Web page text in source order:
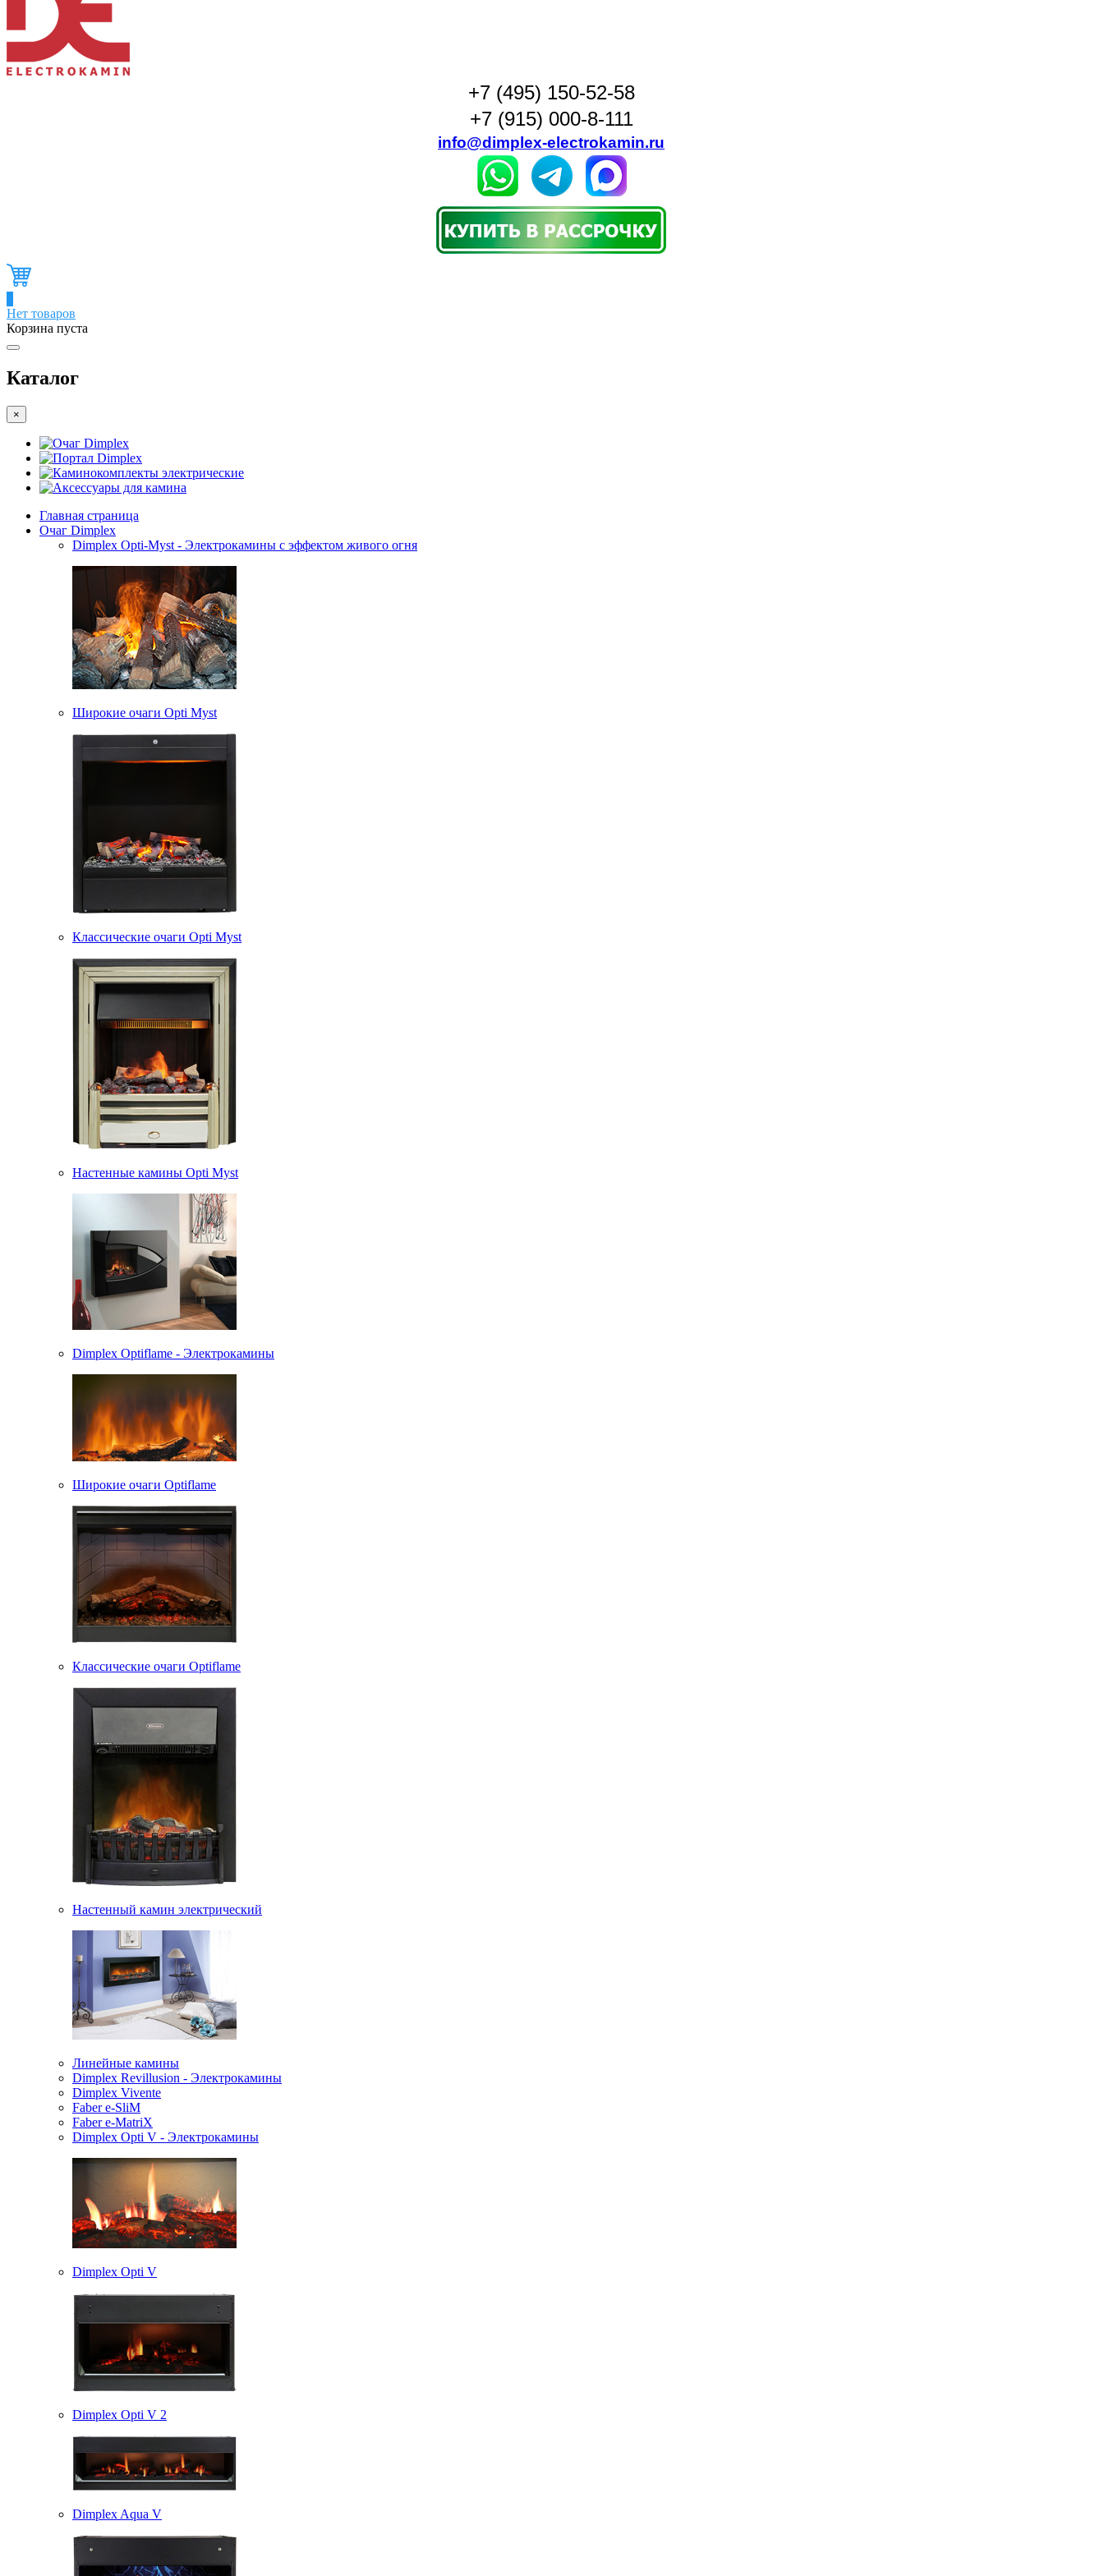
+7 (495) 150-52-58
+7 (915) 000-8-111
info@dimplex-electrokamin.ru
Нет товаров
Корзина пуста
Каталог
×
Очаг Dimplex
Портал Dimplex
Каминокомплекты электрические
Аксессуары для камина
Главная страница
Очаг Dimplex
Dimplex Opti-Myst - Электрокамины с эффектом живого огня
Широкие очаги Opti Myst
Классические очаги Opti Myst
Настенные камины Opti Myst
Dimplex Optiflame - Электрокамины
Широкие очаги Optiflame
Классические очаги Optiflame
Настенный камин электрический
Линейные камины
Dimplex Revillusion - Электрокамины
Dimplex Vivente
Faber e-SliM
Faber e-MatriX
Dimplex Opti V - Электрокамины
Dimplex Opti V
Dimplex Opti V 2
Dimplex Aqua V